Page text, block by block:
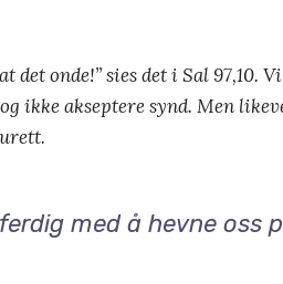
det onde!” sies det i Sal 97,10.
ikke akseptere synd. Men
med å hevne oss